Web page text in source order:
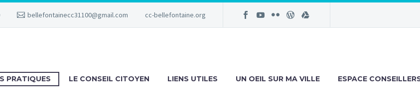
bellefontainecc31100@gmail.com cc-bellefontaine.org
PRATIQUES LE CONSEIL CITOYEN LIENS UTILES UN OEIL SUR MA VILLE ESPACE